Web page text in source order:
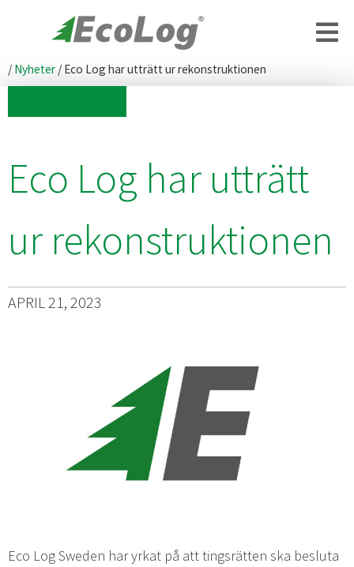
/ Nyheter / Eco Log har utträtt ur rekonstruktionen
Eco Log har utträtt
ur rekonstruktionen
APRIL 21, 2023
Eco Log Sweden har yrkat på att tingsrätten ska besluta